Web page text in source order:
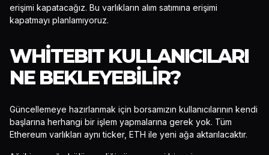
erişimi kapatacağız. Bu varlıkların alım satımına erişimi
kapatmayı planlamıyoruz.
WHITEBIT KULLANICILARI
NE BEKLEYEBILIR?
Güncellemeye hazırlanmak için borsamızın kullanıcılarının kendi
başlarına herhangi bir işlem yapmalarına gerek yok. Tüm
Ethereum varlıkları aynı ticker, ETH ile yeni ağa aktarılacaktır.